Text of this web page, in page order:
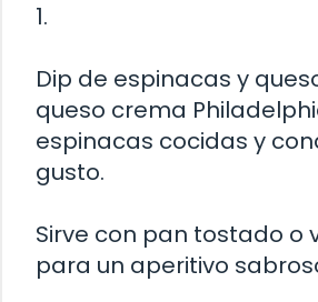
1.
Dip de espinacas y
queso crema
espinacas cocidas y
gusto.
Sirve con pan tostado o
para un aperitivo